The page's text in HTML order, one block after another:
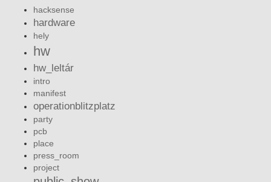
hacksense
hardware
hely
hw
hw_leltár
intro
manifest
operationblitzplatz
party
pcb
place
press_room
project